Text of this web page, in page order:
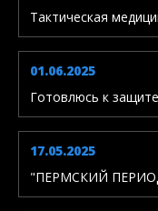
Тактическая
01.06.2025
Готовлюсь к
17.05.2025
"ПЕРМСКИЙ